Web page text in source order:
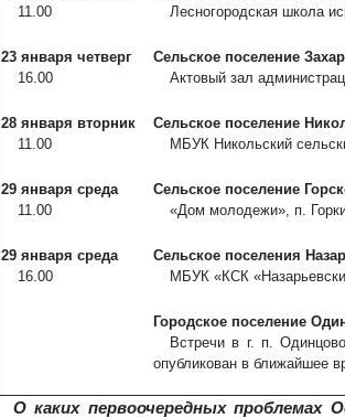
11.00
Лесногородская школа
23 января четверг
16.00
Сельское поселение
Актовый зал
28 января вторник
11.00
Сельское поселение
МБУК Никольский
29 января среда
11.00
Сельское поселение
«Дом молодежи», п.
29 января среда
16.00
Сельское поселения
МБУК «КСК
Городское поселение
Встречи в г. п.
опубликован в ближайшее
О каких первоочередных